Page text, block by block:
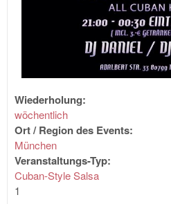
Wiederholung:
wöchentlich
Ort / Region des Events:
München
Veranstaltungs-Typ:
Cuban-Style Salsa
1